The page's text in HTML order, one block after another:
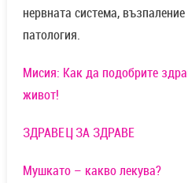
нервната система,
патология.
Мисия: Как да подобрите
живот!
ЗДРАВЕЦ ЗА ЗДРАВЕ
Мушкато – какво лекува?